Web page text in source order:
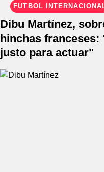
FÚTBOL
Dibu Martínez,
hinchas
justo para actuar"